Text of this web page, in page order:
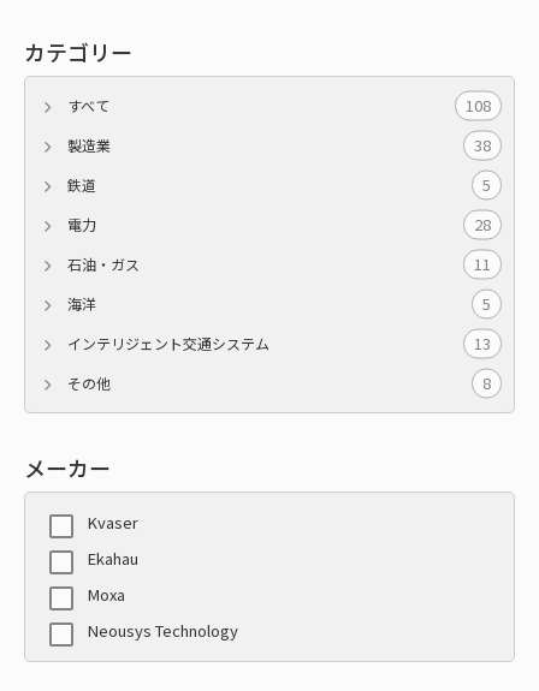
カテゴリー
すべて 108
製造業 38
鉄道 5
電力 28
石油・ガス 11
海洋 5
インテリジェント交通システム 13
その他 8
メーカー
Kvaser
Ekahau
Moxa
Neousys Technology